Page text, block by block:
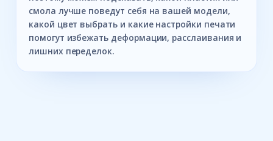
смола лучше поведут себя на вашей модели,
какой цвет выбрать и какие настройки печати
помогут избежать деформации, расслаивания и
лишних переделок.